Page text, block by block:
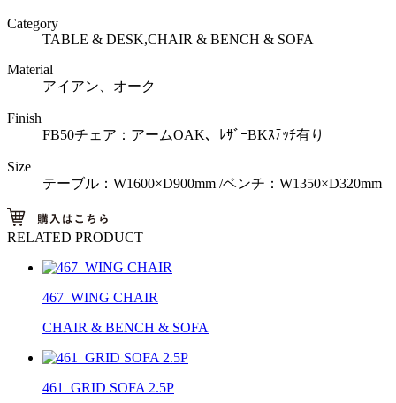
Category
TABLE & DESK,CHAIR & BENCH & SOFA
Material
アイアン、オーク
Finish
FB50チェア：アームOAK、ﾚｻﾞｰBKｽﾃｯﾁ有り
Size
テーブル：W1600×D900mm /ベンチ：W1350×D320mm
RELATED PRODUCT
467_WING CHAIR
CHAIR & BENCH & SOFA
461_GRID SOFA 2.5P